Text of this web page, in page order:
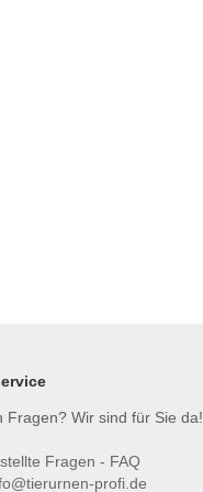
Fragen? Wir sind für Sie da!
Fragen - FAQ
profi.de